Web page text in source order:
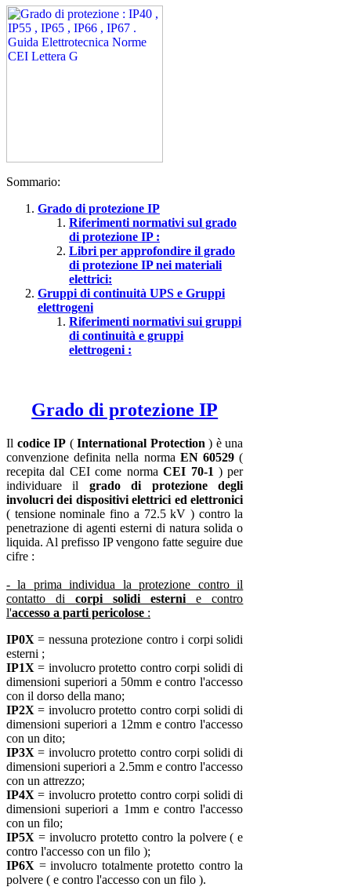
Sommario:
Grado di protezione IP
Riferimenti normativi sul grado
di protezione IP :
Libri per approfondire il grado
di protezione IP nei materiali
elettrici:
Gruppi di continuità UPS e Gruppi
elettrogeni
Riferimenti normativi sui gruppi
di continuità e gruppi
elettrogeni :
Grado di protezione IP
Il codice IP (International Protection ) è una
convenzione definita nella norma EN 60529 (
recepita dal CEI come norma CEI 70-1 ) per
individuare il grado di protezione degli
involucri dei dispositivi elettrici ed elettronici
( tensione nominale fino a 72.5 kV ) contro la
penetrazione di agenti esterni di natura solida o
liquida. Al prefisso IP vengono fatte seguire due
cifre :
- la prima individua la protezione contro il
contatto dicorpi solidi esterni e contro
l'accesso a parti pericolose :
IP0X = nessuna protezione contro i corpi solidi
esterni ;
IP1X = involucro protetto contro corpi solidi di
dimensioni superiori a 50mm e contro l'accesso
con il dorso della mano;
IP2X = involucro protetto contro corpi solidi di
dimensioni superiori a 12mm e contro l'accesso
con un dito;
IP3X = involucro protetto contro corpi solidi di
dimensioni superiori a 2.5mm e contro l'accesso
con un attrezzo;
IP4X = involucro protetto contro corpi solidi di
dimensioni superiori a 1mm e contro l'accesso
con un filo;
IP5X = involucro protetto contro la polvere ( e
contro l'accesso con un filo );
IP6X = involucro totalmente protetto contro la
polvere ( e contro l'accesso con un filo ).